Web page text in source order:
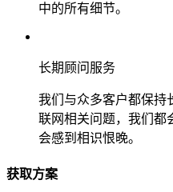
中的所有细节。
长期顾问服务
我们与众多客户都保持
联网相关问题，我们都
会感到相识恨晚。
获取方案